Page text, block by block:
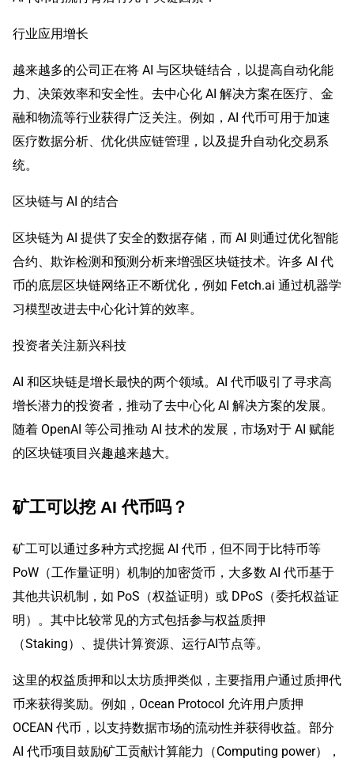
行业应用增长
越来越多的公司正在将 AI 与区块链结合，以提高自动化能
力、决策效率和安全性。去中心化 AI 解决方案在医疗、金
融和物流等行业获得广泛关注。例如，AI 代币可用于加速
医疗数据分析、优化供应链管理，以及提升自动化交易系
统。
区块链与 AI 的结合
区块链为 AI 提供了安全的数据存储，而 AI 则通过优化智能
合约、欺诈检测和预测分析来增强区块链技术。许多 AI 代
币的底层区块链网络正不断优化，例如 Fetch.ai 通过机器学
习模型改进去中心化计算的效率。
投资者关注新兴科技
AI 和区块链是增长最快的两个领域。AI 代币吸引了寻求高
增长潜力的投资者，推动了去中心化 AI 解决方案的发展。
随着 OpenAI 等公司推动 AI 技术的发展，市场对于 AI 赋能
的区块链项目兴趣越来越大。
矿工可以挖 AI 代币吗？
矿工可以通过多种方式挖掘 AI 代币，但不同于比特币等
PoW（工作量证明）机制的加密货币，大多数 AI 代币基于
其他共识机制，如 PoS（权益证明）或 DPoS（委托权益证
明）。其中比较常见的方式包括参与权益质押
（Staking）、提供计算资源、运行AI节点等。
这里的权益质押和以太坊质押类似，主要指用户通过质押代
币来获得奖励。例如，Ocean Protocol 允许用户质押
OCEAN 代币，以支持数据市场的流动性并获得收益。部分
AI 代币项目鼓励矿工贡献计算能力（Computing power），